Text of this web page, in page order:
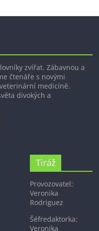
zvířat. Zábavnou a
čtenáře s novými
medicíně.
divokých a
Tiráž
Provozovatel:
Veronika
Rodriguez
Šéfredaktorka:
Veronika